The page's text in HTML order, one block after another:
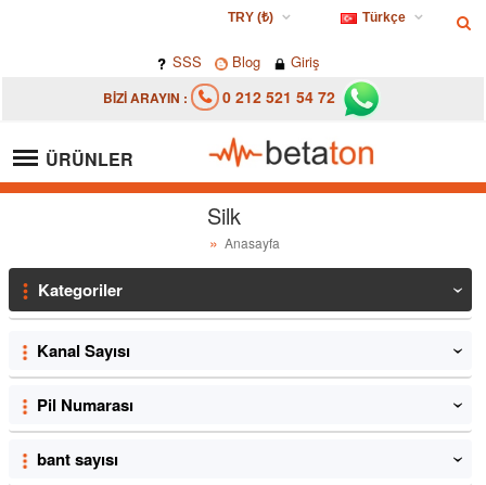
Türkçe
TRY (₺)
TRY (₺)
GBP (£)
SSS Blog Giriş
BİZİ ARAYIN : 0 212 521 54 72
ÜRÜNLER
Silk
Anasayfa
Kategoriler ‹
Kanal Sayısı ‹
Pil Numarası ‹
bant sayısı ‹